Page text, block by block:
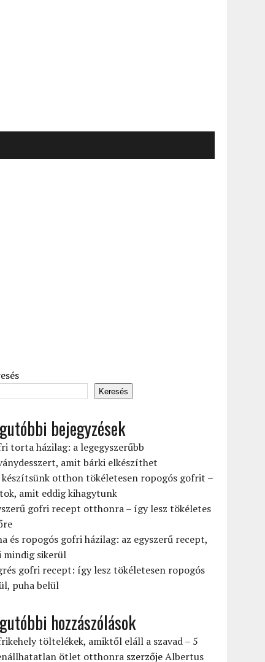
Keresés
bejegyzések
torta házilag: a legegyszerűbb
amit bárki elkészíthet
otthon tökéletesen ropogós gofrit –
amit eddig kihagytunk
gofri recept otthonra – így lesz tökéletes
és ropogós gofri házilag: az egyszerű recept,
mindig sikerül
gofri recept: így lesz tökéletesen ropogós
puha belül
hozzászólások
töltelékek, amiktől eláll a szavad – 5
ötlet otthonra szerzőjeAlbertus